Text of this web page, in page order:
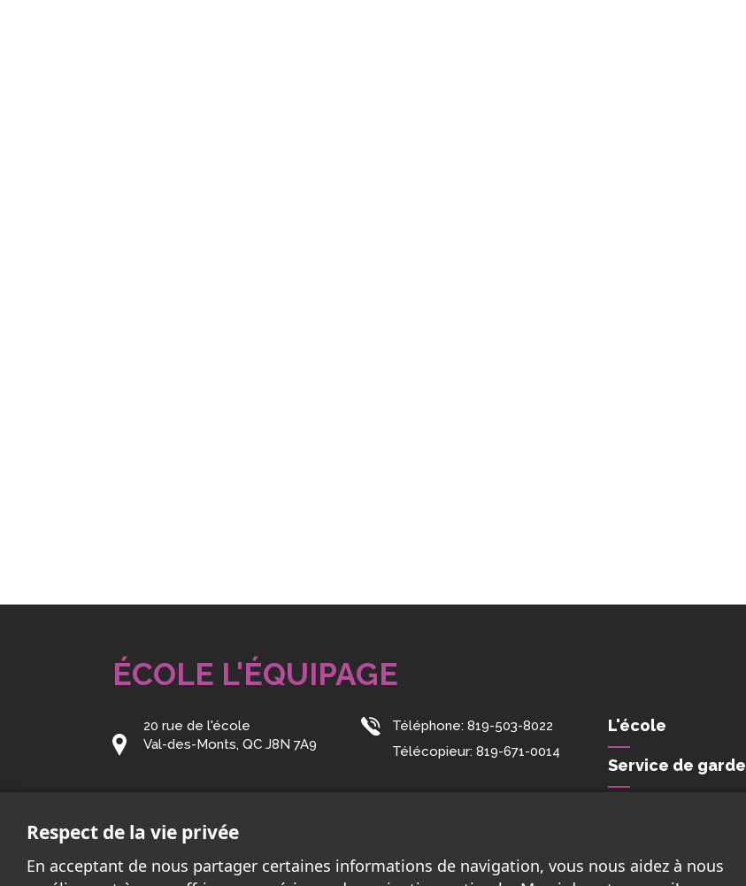
ÉCOLE L'ÉQUIPAGE
20 rue de l'école
Val-des-Monts, QC J8N 7A9
Téléphone: 819-503-8022
Télécopieur: 819-671-0014
L'école
Service de garde
Respect de la vie privée
En acceptant de nous partager certaines informations de navigation, vous nous aidez à nous